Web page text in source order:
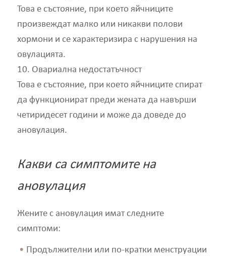
Това е състояние, при което яйчниците
произвеждат малко или никакви полови
хормони и се характеризира с нарушения на
овулацията.
10. Овариална недостатъчност
Това е състояние, при което яйчниците спират
да функционират преди жената да навърши
четиридесет години и може да доведе до
ановулация.
Какви са симптомите на
ановулация
Жените с ановулация имат следните
симптоми:
Продължителни или по-кратки менструации